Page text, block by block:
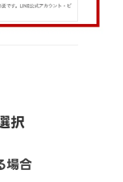
択
場合